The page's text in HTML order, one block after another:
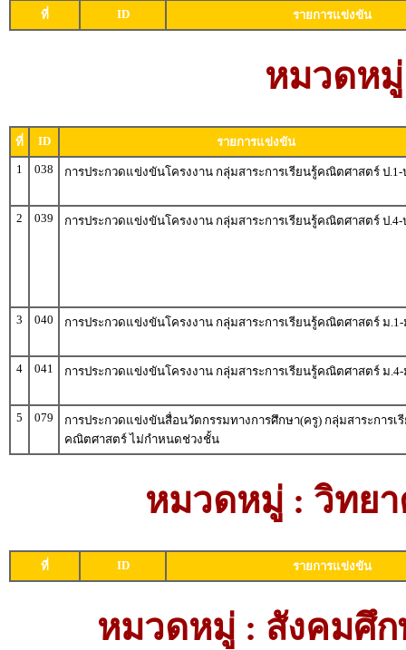
ที่ ID รายการแข่งขัน
หมวดห
ที่ ID
รายการแข่งขัน
1
038 การประกวดแข่งขันโครงงาน กลุ่มสาระการเรียนรู้คณิตศาสตร์ ป.1-
2 039 การประกวดแข่งขันโครงงาน กลุ่มสาระการเรียนรู้คณิตศาสตร์ ป.4-
3 040 การประกวดแข่งขันโครงงาน กลุ่มสาระการเรียนรู้คณิตศาสตร์ ม.1-
4 041 การประกวดแข่งขันโครงงาน กลุ่มสาระการเรียนรู้คณิตศาสตร์ ม.4-
5 079
การประกวดแข่งขันสื่อนวัตกรรมทางการศึกษา(ครู) กลุ่มสาระการเ
คณิตศาสตร์ ไม่กำหนดช่วงชั้น
หมวดหมู่ : วิทย
ที่ ID รายการแข่งขัน
หมวดหมู่ : สังคมศึ